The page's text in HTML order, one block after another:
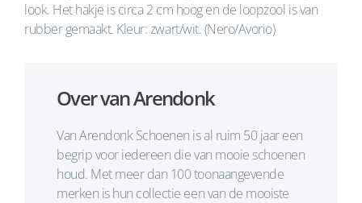
look. Het hakje is circa 2 cm hoog en de loopzool is van
rubber gemaakt. Kleur: zwart/wit. (Nero/Avorio)
Over van Arendonk
Van Arendonk Schoenen is al ruim 50 jaar een
begrip voor iedereen die van mooie schoenen
houd. Met meer dan 100 toonaangevende
merken is hun collectie een van de mooiste